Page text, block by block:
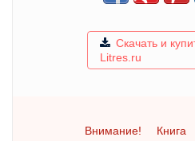
Скачать и
Litres.ru
Внимание!